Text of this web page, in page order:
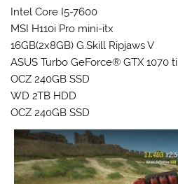
Intel Core I5-7600
MSI H110i Pro mini-itx
16GB(2x8GB) G.Skill Ripjaws V
ASUS Turbo GeForce® GTX 1070 ti
OCZ 240GB SSD
WD 2TB HDD
OCZ 240GB SSD